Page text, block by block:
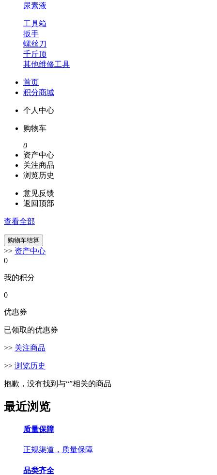
尿素液
工具箱
扳手
螺丝刀
千斤顶
其他维修工具
首页
积分商城
个人中心
购物车
0
资产中心
关注商品
浏览历史
意见反馈
返回顶部
查看全部
>> 资产中心
0
我的积分
0
优惠券
已领取的优惠券
>> 关注商品
>> 浏览历史
抱歉，没有找到与“”相关的商品
最近浏览
质量保障
正规渠道，质量保障
品类齐全